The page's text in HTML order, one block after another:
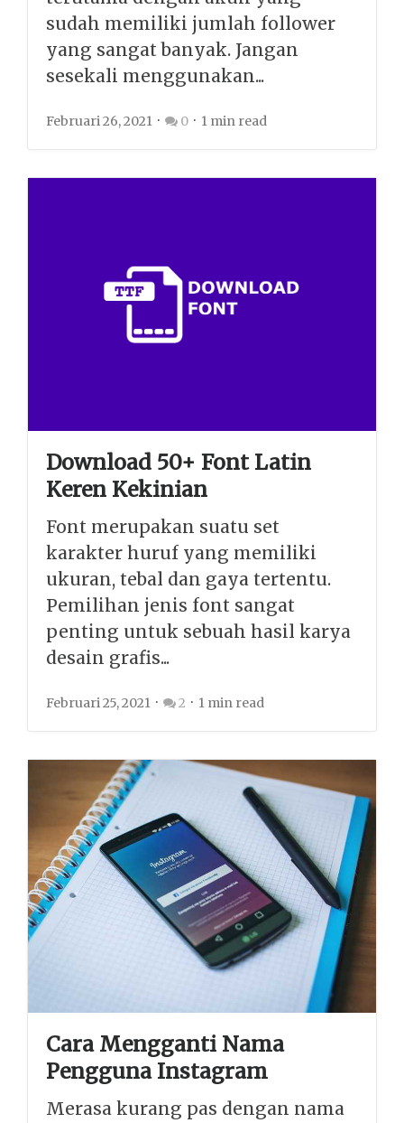
sudah memiliki jumlah follower
yang sangat banyak. Jangan
sesekali menggunakan...
Februari 26, 2021 0 1 min read
Download 50+ Font Latin
Keren Kekinian
Font merupakan suatu set
karakter huruf yang memiliki
ukuran, tebal dan gaya tertentu.
Pemilihan jenis font sangat
penting untuk sebuah hasil karya
desain grafis...
Februari 25, 2021 2 1 min read
Cara Mengganti Nama
Pengguna Instagram
Merasa kurang pas dengan nama